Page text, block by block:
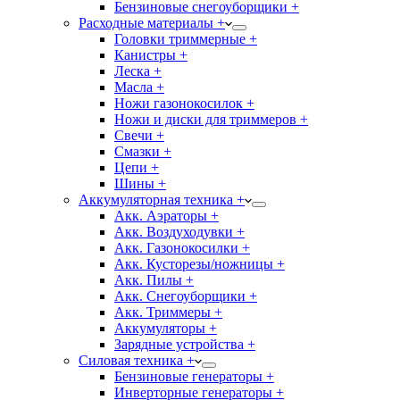
Бензиновые снегоуборщики +
Расходные материалы +
Головки триммерные +
Канистры +
Леска +
Масла +
Ножи газонокосилок +
Ножи и диски для триммеров +
Свечи +
Смазки +
Цепи +
Шины +
Аккумуляторная техника +
Акк. Аэраторы +
Акк. Воздуходувки +
Акк. Газонокосилки +
Акк. Кусторезы/ножницы +
Акк. Пилы +
Акк. Снегоуборщики +
Акк. Триммеры +
Аккумуляторы +
Зарядные устройства +
Силовая техника +
Бензиновые генераторы +
Инверторные генераторы +